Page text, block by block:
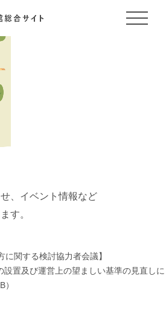
、イベント情報など
す。
に関する検討協力者会議】
置及び運営上の望ましい基準の見直しに